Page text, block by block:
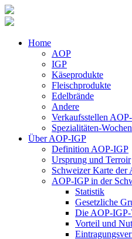
Home
AOP
IGP
Käseprodukte
Fleischprodukte
Edelbrände
Andere
Verkaufsstellen
Spezialitäten-Wochen
Über AOP-IGP
Definition AOP-IGP
Ursprung und Terroir
Schweizer Karte der
AOP-IGP in der
Statistik
Gesetzliche
Die AOP-
Vorteil und